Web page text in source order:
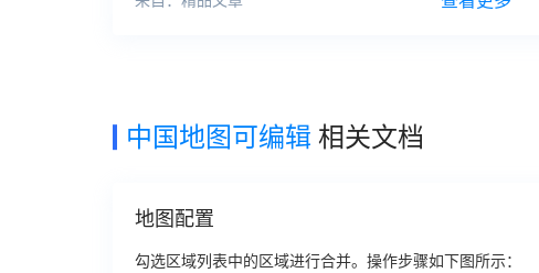
中国地图可编辑 相关文档
地图配置
勾选区域列表中的区域进行合并。操作步骤如下图所示：